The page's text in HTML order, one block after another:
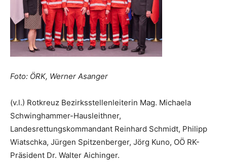
Foto: ÖRK, Werner Asanger
(v.l.) Rotkreuz Bezirksstellenleiterin Mag. Michaela
Schwinghammer-Hausleithner,
Landesrettungskommandant Reinhard Schmidt, Philipp
Wiatschka, Jürgen Spitzenberger, Jörg Kuno, OÖ RK-
Präsident Dr. Walter Aichinger.